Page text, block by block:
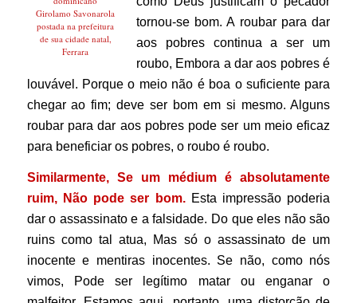
Girolamo Savonarola
postada na prefeitura
de sua cidade natal,
Ferrara
tornou-se bom. A roubar para dar
aos pobres continua a ser um
roubo, Embora a dar aos pobres é
louvável. Porque o meio não é boa o suficiente para
chegar ao fim; deve ser bom em si mesmo. Alguns
roubar para dar aos pobres pode ser um meio eficaz
para beneficiar os pobres, o roubo é roubo.
Similarmente, Se um médium é absolutamente
ruim, Não pode ser bom.Esta impressão poderia
dar o assassinato e a falsidade. Do que eles não são
ruins como tal atua, Mas só o assassinato de um
inocente e mentiras inocentes. Se não, como nós
vimos, Pode ser legítimo matar ou enganar o